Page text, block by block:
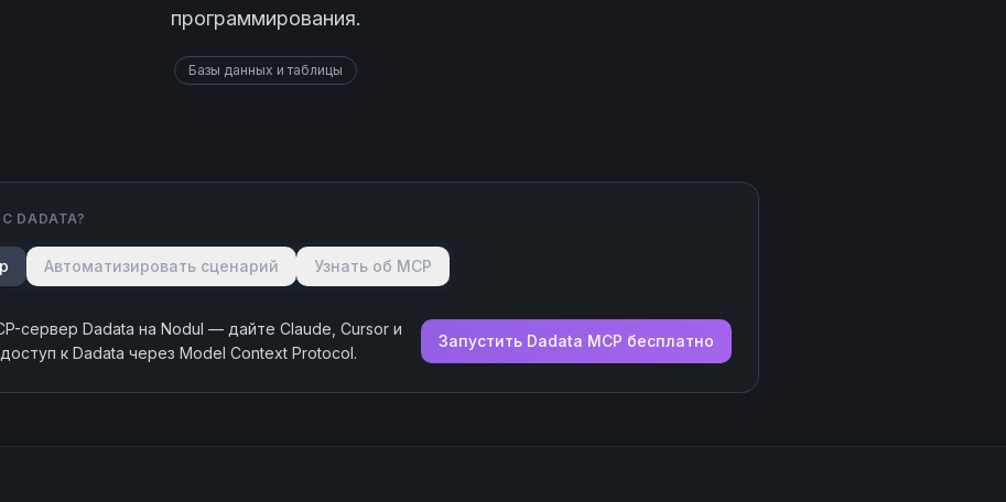
программирования.
Базы данных и таблицы
DADATA?
Автоматизировать сценарий Узнать об MCP
сервер Dadata на Nodul — дайте Claude, Cursor и
к Dadata через Model Context Protocol.
Запустить Dadata MCP бесплатно